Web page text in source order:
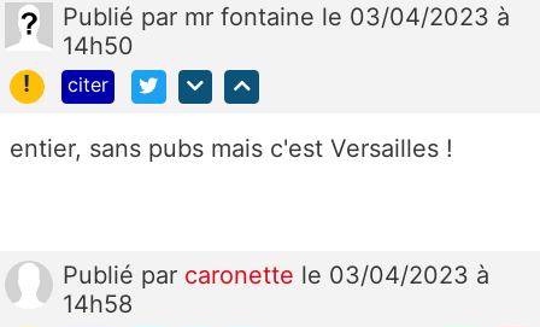
Publié par mr fontaine le 03/04/2023 à
14h50
!
citer
entier, sans pubs mais c'est Versailles !
Publié par caronette le 03/04/2023 à
14h58